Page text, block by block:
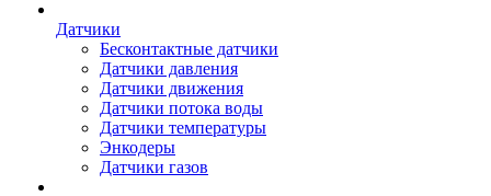
Датчики
Бесконтактные датчики
Датчики давления
Датчики движения
Датчики потока воды
Датчики температуры
Энкодеры
Датчики газов